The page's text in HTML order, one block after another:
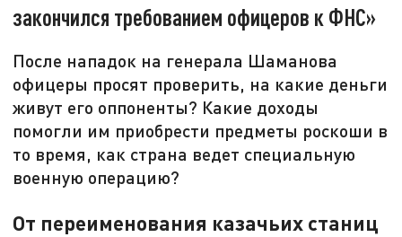
закончился требованием офицеров к ФНС»
После нападок на генерала Шаманова
офицеры просят проверить, на какие деньги
живут его оппоненты? Какие доходы
помогли им приобрести предметы роскоши в
то время, как страна ведет специальную
военную операцию?
От переименования казачьих станиц